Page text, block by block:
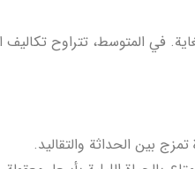
في المتوسط، تتراوح تكاليف
بين الحداثة والتقاليد.